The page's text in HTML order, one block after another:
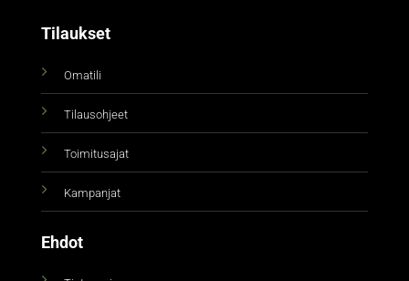
Tilaukset
Omatili
Tilausohjeet
Toimitusajat
Kampanjat
Ehdot